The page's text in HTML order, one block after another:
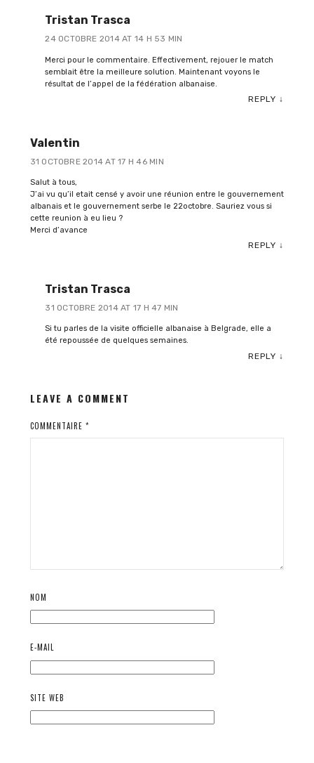
Tristan Trasca
24 OCTOBRE 2014 AT 14 H 53 MIN
Merci pour le commentaire. Effectivement, rejouer le match
semblait être la meilleure solution. Maintenant voyons le
résultat de l’appel de la fédération albanaise.
REPLY ↓
Valentin
31 OCTOBRE 2014 AT 17 H 46 MIN
Salut à tous,
J’ai vu qu’il etait censé y avoir une réunion entre le gouvernement
albanais et le gouvernement serbe le 22octobre. Sauriez vous si
cette reunion à eu lieu ?
Merci d’avance
REPLY ↓
Tristan Trasca
31 OCTOBRE 2014 AT 17 H 47 MIN
Si tu parles de la visite officielle albanaise à Belgrade, elle a
été repoussée de quelques semaines.
REPLY ↓
LEAVE A COMMENT
COMMENTAIRE *
NOM
E-MAIL
SITE WEB